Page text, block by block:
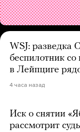
WSJ: разведка
беспилотник
в Лейпциге
4 часа назад
Иск о снятии
рассмотрит